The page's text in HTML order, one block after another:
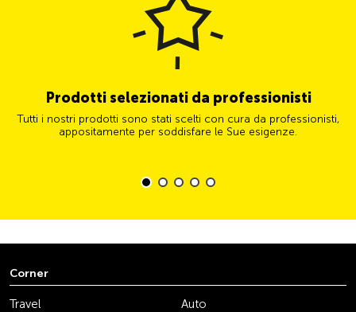
Prodotti selezionati da professionisti
Tutti i nostri prodotti sono stati scelti con cura da professionisti,
appositamente per soddisfare le Sue esigenze.
Corner
Travel
Auto